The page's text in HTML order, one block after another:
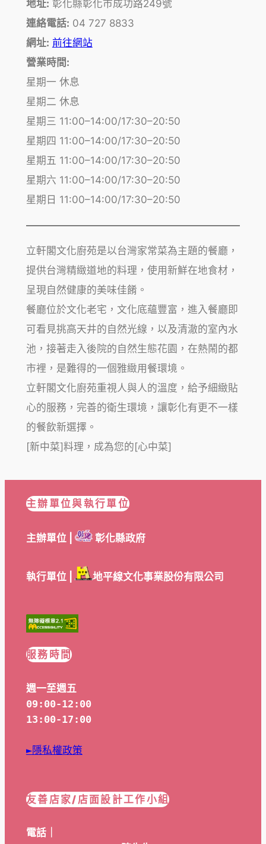
地址: 彰化縣彰化市成功路249號
連絡電話: 04 727 8833
網址: 前往網站
營業時間:
星期一 休息
星期二 休息
星期三 11:00–14:00/17:30–20:50
星期四 11:00–14:00/17:30–20:50
星期五 11:00–14:00/17:30–20:50
星期六 11:00–14:00/17:30–20:50
星期日 11:00–14:00/17:30–20:50
立軒閣文化廚苑是以台灣家常菜為主題的餐廳，
提供台灣精緻道地的料理，使用新鮮在地食材，
呈現自然健康的美味佳餚。
餐廳位於文化老宅，文化底蘊豐富，進入餐廳即
可看見挑高天井的自然光線，以及清澈的室內水
池，接著走入後院的自然生態花園，在熱鬧的都
市裡，是難得的一個雅緻用餐環境。
立軒閣文化廚苑重視人與人的溫度，給予細緻貼
心的服務，完善的衛生環境，讓彰化有更不一樣
的餐飲新選擇。
[新中菜]料理，成為您的[心中菜]
主辦單位與執行單位
主辦單位 | 彰化縣政府
執行單位 | 地平線文化事業股份有限公司
服務時間
週一至週五
09:00-12:00
13:00-17:00
►隱私權政策
友善店家/店面設計工作小組
電話｜